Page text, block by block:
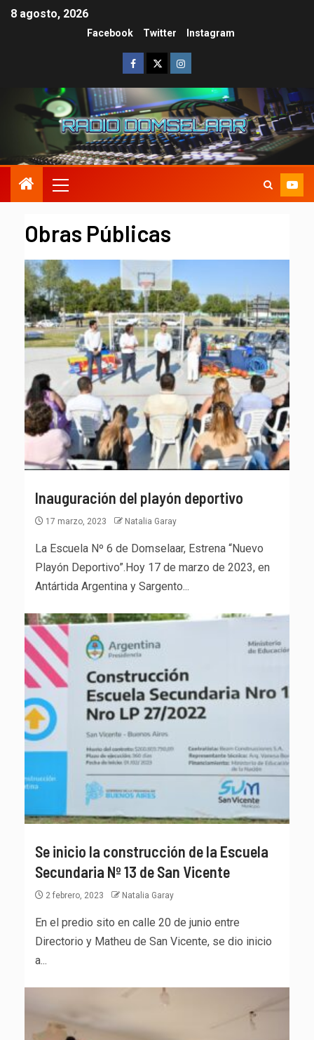
8 agosto, 2026
Facebook Twitter Instagram
Obras Públicas
Inauguración del playón deportivo
17 marzo, 2023 Natalia Garay
La Escuela Nº 6 de Domselaar, Estrena “Nuevo
Playón Deportivo”.Hoy 17 de marzo de 2023, en
Antártida Argentina y Sargento...
Se inicio la construcción de la Escuela
Secundaria Nº 13 de San Vicente
2 febrero, 2023 Natalia Garay
En el predio sito en calle 20 de junio entre
Directorio y Matheu de San Vicente, se dio inicio
a...